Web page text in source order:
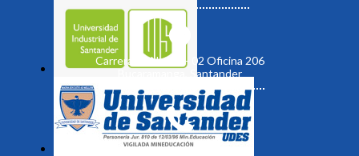
Carrera 19 No. 35 - 02 Oficina 206
Bucaramanga, Santander